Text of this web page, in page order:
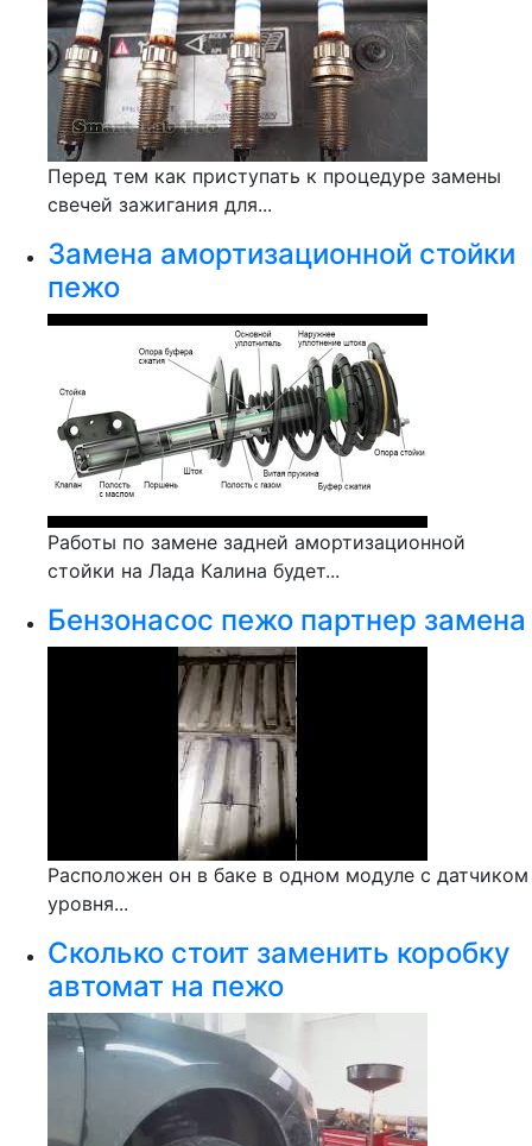
Перед тем как приступать к процедуре замены
свечей зажигания для...
Замена амортизационной стойки
пежо
Работы по замене задней амортизационной
стойки на Лада Калина будет...
Бензонасос пежо партнер замена
Расположен он в баке в одном модуле с датчиком
уровня...
Сколько стоит заменить коробку
автомат на пежо